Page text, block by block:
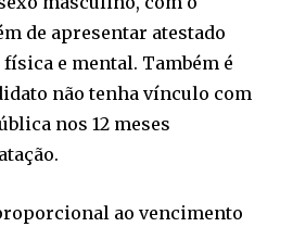
de apresentar atestado
e mental. Também é
não tenha vínculo com
nos 12 meses
ao vencimento